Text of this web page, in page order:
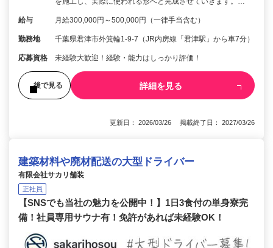
給与 月給300,000円～500,000円（一律手当含む）
勤務地 千葉県君津市外箕輪1-9-7（JR内房線「君津駅」から車7分）
応募資格 未経験大歓迎！経験・能力はしっかり評価！
後で見る 詳細を見る
更新日： 2026/03/26 掲載終了日： 2027/03/26
建築材料や廃材配送の大型ドライバー
有限会社サカリ舗装
正社員
【SNSでも当社の魅力を公開中！】1日3食付の単身寮完
備！社員専用サウナ有！免許があれば未経験OK！